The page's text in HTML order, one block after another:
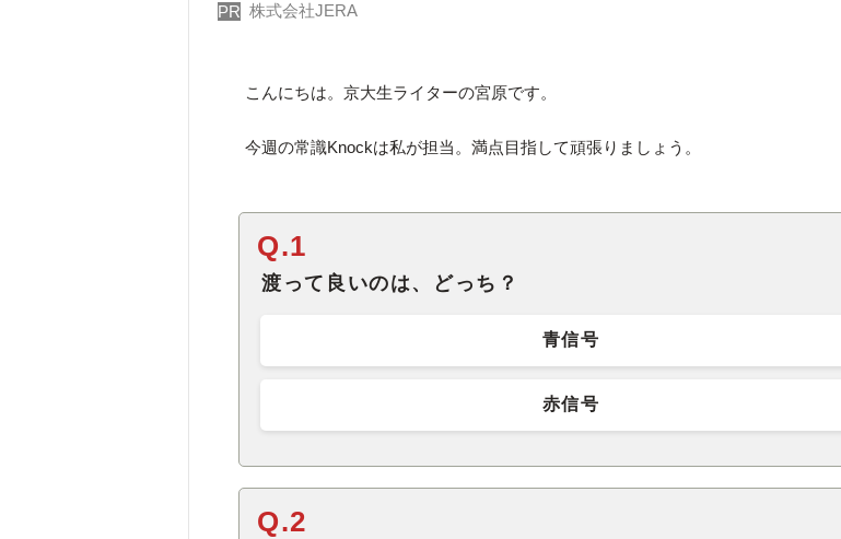
PR 株式会社JERA
こんにちは。京大生ライターの宮原です。
今週の常識Knockは私が担当。満点目指して頑張りましょう。
Q.1
渡って良いのは、どっち？
青信号
赤信号
Q.2